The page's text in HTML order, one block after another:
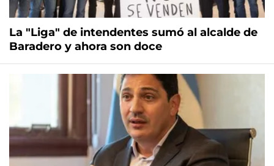
La "Liga" de intendentes sumó al alcalde de
Baradero y ahora son doce